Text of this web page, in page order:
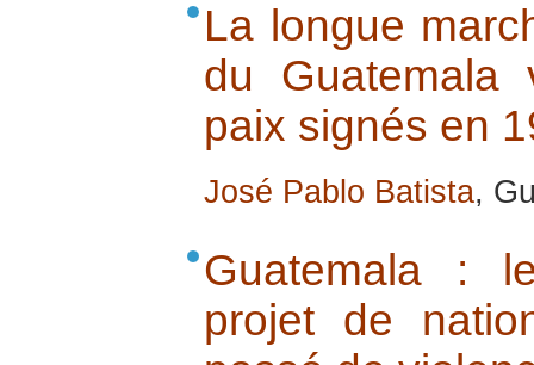
La longue
du Guatemala
paix signés en
José Pablo Batista,
Guatemala :
projet de